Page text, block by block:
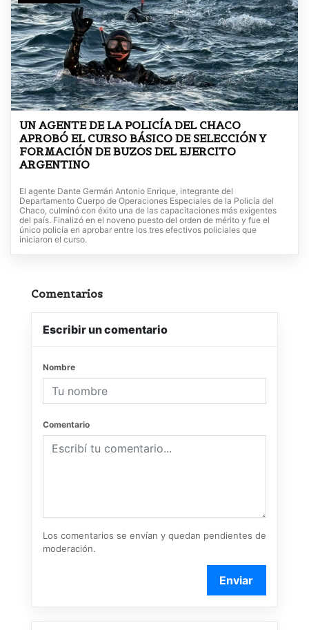
UN AGENTE DE LA POLICÍA DEL CHACO
APROBÓ EL CURSO BÁSICO DE SELECCIÓN Y
FORMACIÓN DE BUZOS DEL EJERCITO
ARGENTINO
El agente Dante Germán Antonio Enrique, integrante del
Departamento Cuerpo de Operaciones Especiales de la Policía del
Chaco, culminó con éxito una de las capacitaciones más exigentes
del país. Finalizó en el noveno puesto del orden de mérito y fue el
único policía en aprobar entre los tres efectivos policiales que
iniciaron el curso.
Comentarios
Escribir un comentario
Nombre
Comentario
Los comentarios se envían y quedan pendientes de
moderación.
Enviar